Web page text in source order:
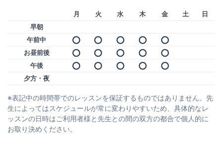
月 火 水 木 金 土
日
早朝
午前中
お昼前後
午後
夕方・夜
※表記中の時間帯でのレッスンを保証するものではありません。先
生によってはスケジュールが常に変わりやすいため、具体的なレ
ッスンの日時はご利用者様と先生との間の双方の都合で個人的に
お取り決めください。